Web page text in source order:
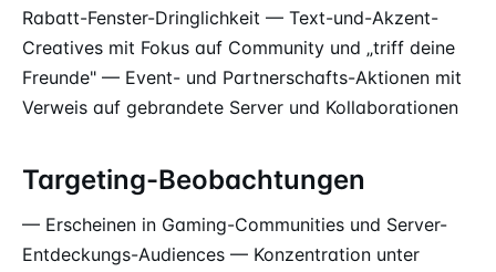
Rabatt-Fenster-Dringlichkeit — Text-und-Akzent-
Creatives mit Fokus auf Community und „triff deine
Freunde" — Event- und Partnerschafts-Aktionen mit
Verweis auf gebrandete Server und Kollaborationen
Targeting-Beobachtungen
— Erscheinen in Gaming-Communities und Server-
Entdeckungs-Audiences — Konzentration unter